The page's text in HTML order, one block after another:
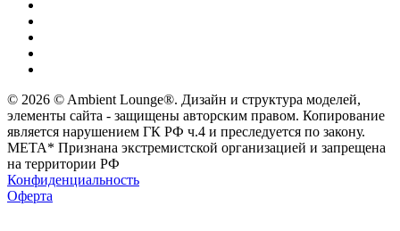
© 2026 © Ambient Lounge®. Дизайн и структура моделей,
элементы сайта - защищены авторским правом. Копирование
является нарушением ГК РФ ч.4 и преследуется по закону.
МЕТА* Признана экстремистской организацией и запрещена
на территории РФ
Конфиденциальность
Оферта